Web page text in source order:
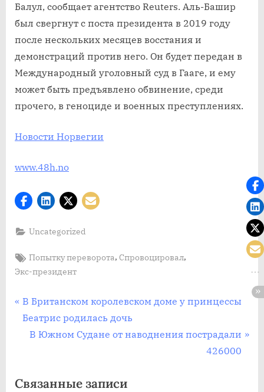
Балул, сообщает агентство Reuters. Аль-Башир
был свергнут с поста президента в 2019 году
после нескольких месяцев восстания и
демонстраций против него. Он будет передан в
Международный уголовный суд в Гааге, и ему
может быть предъявлено обвинение, среди
прочего, в геноциде и военных преступлениях.
Новости Норвегии
www.48h.no
Uncategorized
Tags:
Попытку переворота,Спровоцировал,
Экс-президент
Post
navigation
П
р
д
В Британском королевском доме у принцессы
Беатрис родилась дочь
С
д
В Южном Судане от наводнения пострадали
426000
Связанные записи